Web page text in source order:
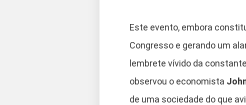
Este evento, embora
Congresso e gerando um
lembrete vívido da
observou o economista
de uma sociedade do que